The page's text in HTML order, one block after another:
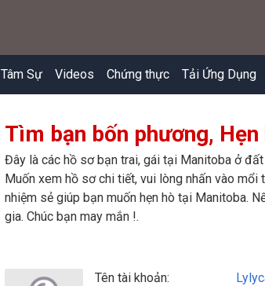
Tâm Sự Videos Chứng thực Tải Ứng Dụng
Tìm bạn bốn phương,
Đây là các hồ sơ bạn trai, gái tại Manitoba ở
Muốn xem hồ sơ chi tiết, vui lòng nhấn vào
nhiệm sẻ giúp bạn muốn hẹn hò tại Manitoba.
gia. Chúc bạn may mắn !.
Tên tài khoản: